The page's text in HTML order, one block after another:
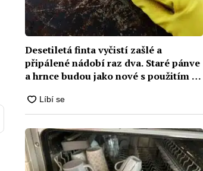
Desetiletá finta vyčistí zašlé a
připálené nádobí raz dva. Staré pánve
a hrnce budou jako nové s použitím 3